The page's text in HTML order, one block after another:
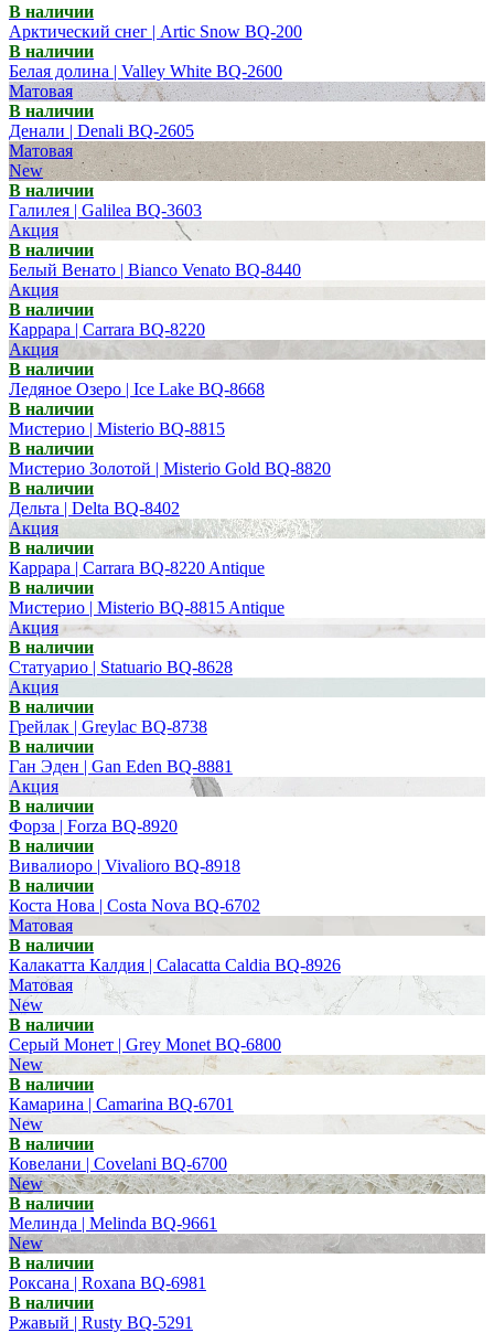
В наличии
Арктический снег | Artic Snow BQ-200
В наличии
Белая долина | Valley White BQ-2600
Матовая
В наличии
Денали | Denali BQ-2605
Матовая
New
В наличии
Галилея | Galilea BQ-3603
Акция
В наличии
Белый Венато | Bianco Venato BQ-8440
Акция
В наличии
Каррара | Carrara BQ-8220
Акция
В наличии
Ледяное Озеро | Ice Lake BQ-8668
В наличии
Мистерио | Misterio BQ-8815
В наличии
Мистерио Золотой | Misterio Gold BQ-8820
В наличии
Дельта | Delta BQ-8402
Акция
В наличии
Каррара | Carrara BQ-8220 Antique
В наличии
Мистерио | Misterio BQ-8815 Antique
Акция
В наличии
Статуарио | Statuario BQ-8628
Акция
В наличии
Грейлак | Greylac BQ-8738
В наличии
Ган Эден | Gan Eden BQ-8881
Акция
В наличии
Форза | Forza BQ-8920
В наличии
Вивалиоро | Vivalioro BQ-8918
В наличии
Коста Нова | Costa Nova BQ-6702
Матовая
В наличии
Калакатта Калдия | Calacatta Caldia BQ-8926
Матовая
New
В наличии
Серый Монет | Grey Monet BQ-6800
New
В наличии
Камарина | Camarina BQ-6701
New
В наличии
Ковелани | Covelani BQ-6700
New
В наличии
Мелинда | Melinda BQ-9661
New
В наличии
Роксана | Roxana BQ-6981
В наличии
Ржавый | Rusty BQ-5291